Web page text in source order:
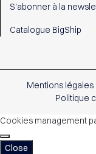
S'abonner à la
Catalogue BigShip
Mentions légales
Politique
Cookies management
Close